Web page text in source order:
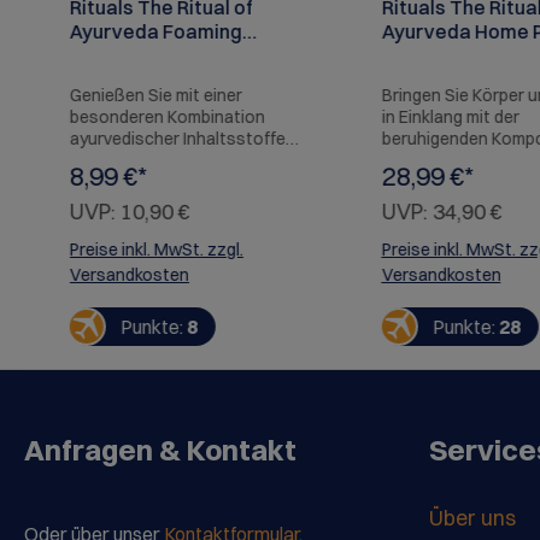
Rituals The Ritual of
Ayurveda Foaming
Genießen Sie mit einer
besonderen Kombination
ayurvedischer Inhaltsstoffe
Duscherlebnis. Angereichert
mit Süßmandelöl und der
beruhigenden Essenz
indischer Rosen macht dieser
Schaum die alltägliche
Dusche zu etwas
Besonderem.
8,99 €*
UVP: 10,90 €
Preise inkl. MwSt. zzgl.
Versandkosten
Punkte: 8
Rituals The
Ayurveda Home
Bringen Sie Körper
in Einklang mit der
beruhigenden
süßem Mandelöl in
The Ritual of
Perfume Spray.
präsentiert in einer
wiederverwendbaren
Glasflasche, die
unsere Duftkerzen
Duftstäbchen
die Atmosphäre
Ihrem Lieblings-
Perfume-Nachfüllset
28,99 €*
UVP: 34,90 €
Preise inkl. MwSt.
Versandkosten
Punkte: 28
Anfragen & Kontakt
Oder über unser Kontaktformular.
Über uns